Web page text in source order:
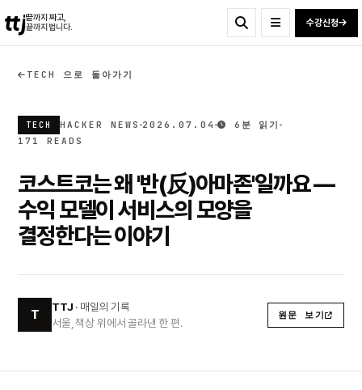
ttj끝까지 짜고,
끝까지 법니다.
수강신청
TECH 으로 돌아가기
TECH HACKER NEWS 2026.07.04
6분 읽기
171 READS
코스트코는 왜 '반(反)아마존'일까요 —
수익 모델이 서비스의 모양을
결정한다는 이야기
T
TTJ · 매일의 기록
서울, 책상 위에서 골라낸 한 편.
원문 보기